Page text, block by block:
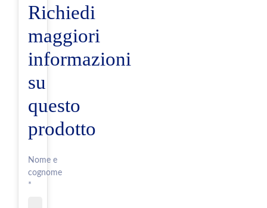
Richiedi
maggiori
informazioni
su
questo
prodotto
Nome e
cognome
*